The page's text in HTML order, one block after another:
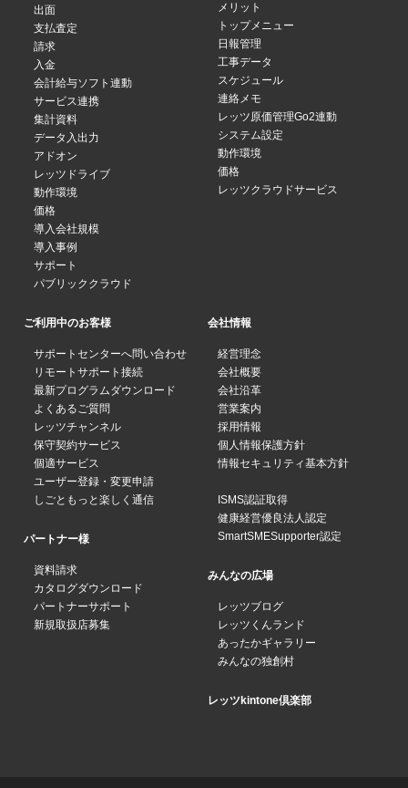
出面
支払査定
請求
入金
会計給与ソフト連動
サービス連携
集計資料
データ入出力
アドオン
レッツドライブ
動作環境
価格
導入会社規模
導入事例
サポート
パブリッククラウド
メリット
トップメニュー
日報管理
工事データ
スケジュール
連絡メモ
レッツ原価管理Go2連動
システム設定
動作環境
価格
レッツクラウドサービス
ご利用中のお客様
サポートセンターへ問い合わせ
リモートサポート接続
最新プログラムダウンロード
よくあるご質問
レッツチャンネル
保守契約サービス
個適サービス
ユーザー登録・変更申請
しごともっと楽しく通信
パートナー様
資料請求
カタログダウンロード
パートナーサポート
新規取扱店募集
会社情報
経営理念
会社概要
会社沿革
営業案内
採用情報
個人情報保護方針
情報セキュリティ基本方針
ISMS認証取得
健康経営優良法人認定
SmartSMESupporter認定
みんなの広場
レッツブログ
レッツくんランド
あったかギャラリー
みんなの独創村
レッツkintone倶楽部